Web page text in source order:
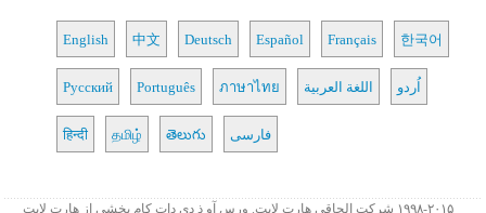
English 中文 Deutsch Español Français 한국어
Русский Português ภาษาไทย اللغة العربية اُردو
हिन्दी தமிழ் తెలుగు فارسی
۱۹۹۸-۲۰۱۵ شرکت الحاقی هارت لایت. ورس آو ذ دی دات کام بخشی از هارت لایت